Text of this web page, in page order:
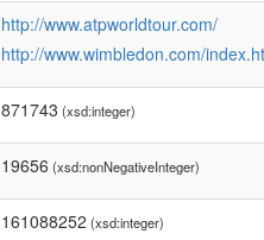
http://www.atpworldtour.com/
http://www.wimbledon.com/
871743 (xsd:integer)
19656 (xsd:nonNegativeInteger)
161088252 (xsd:integer)